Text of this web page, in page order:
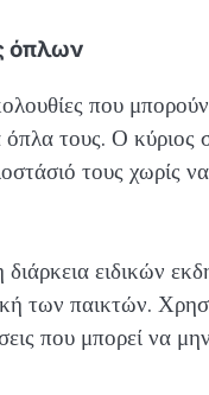
όπλων
που
όπλα τους. Ο
τους χωρίς
ειδικών
των παικτών.
που μπορεί να